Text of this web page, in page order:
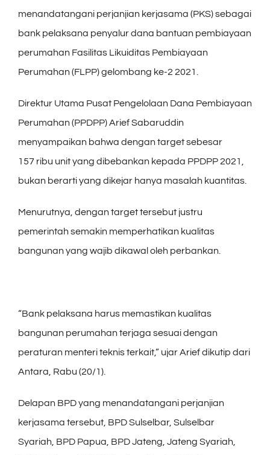
menandatangani perjanjian kerjasama (PKS) sebagai
bank pelaksana penyalur dana bantuan pembiayaan
perumahan Fasilitas Likuiditas Pembiayaan
Perumahan (FLPP) gelombang ke-2 2021.
Direktur Utama Pusat Pengelolaan Dana Pembiayaan
Perumahan (PPDPP) Arief Sabaruddin
menyampaikan bahwa dengan target sebesar
157 ribu unit yang dibebankan kepada PPDPP 2021,
bukan berarti yang dikejar hanya masalah kuantitas.
Menurutnya, dengan target tersebut justru
pemerintah semakin memperhatikan kualitas
bangunan yang wajib dikawal oleh perbankan.
“Bank pelaksana harus memastikan kualitas
bangunan perumahan terjaga sesuai dengan
peraturan menteri teknis terkait,” ujar Arief dikutip dari
Antara, Rabu (20/1).
Delapan BPD yang menandatangani perjanjian
kerjasama tersebut, BPD Sulselbar, Sulselbar
Syariah, BPD Papua, BPD Jateng, Jateng Syariah,